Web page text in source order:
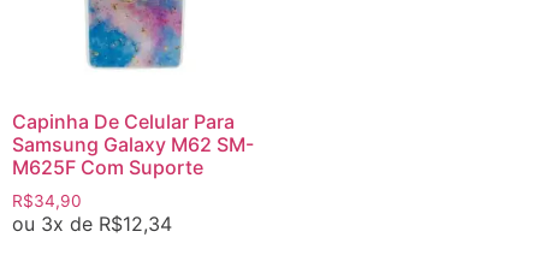
Capinha De Celular Para
Samsung Galaxy M62 SM-
M625F Com Suporte
R$34,90
ou 3x de R$12,34